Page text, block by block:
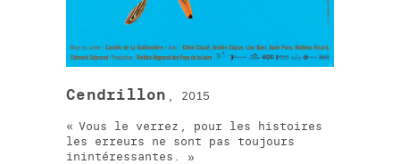
Cendrillon , 2015
Vous le verrez, pour les histoires
les erreurs ne sont pas toujours
inintéressantes.